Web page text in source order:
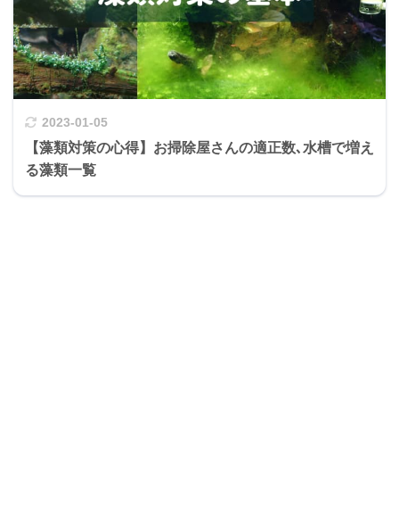
2023-01-05
【藻類対策の心得】お掃除屋さんの適正数､水槽で増え
る藻類一覧